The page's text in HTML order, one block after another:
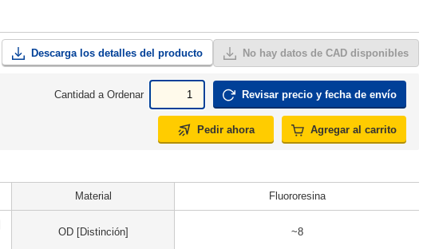
Descarga los detalles del producto No hay datos de CAD disponibles
Cantidad a Ordenar Revisar precio y fecha de envío
Pedir ahora Agregar al carrito
Material Fluororesina
OD [Distinción] ~8